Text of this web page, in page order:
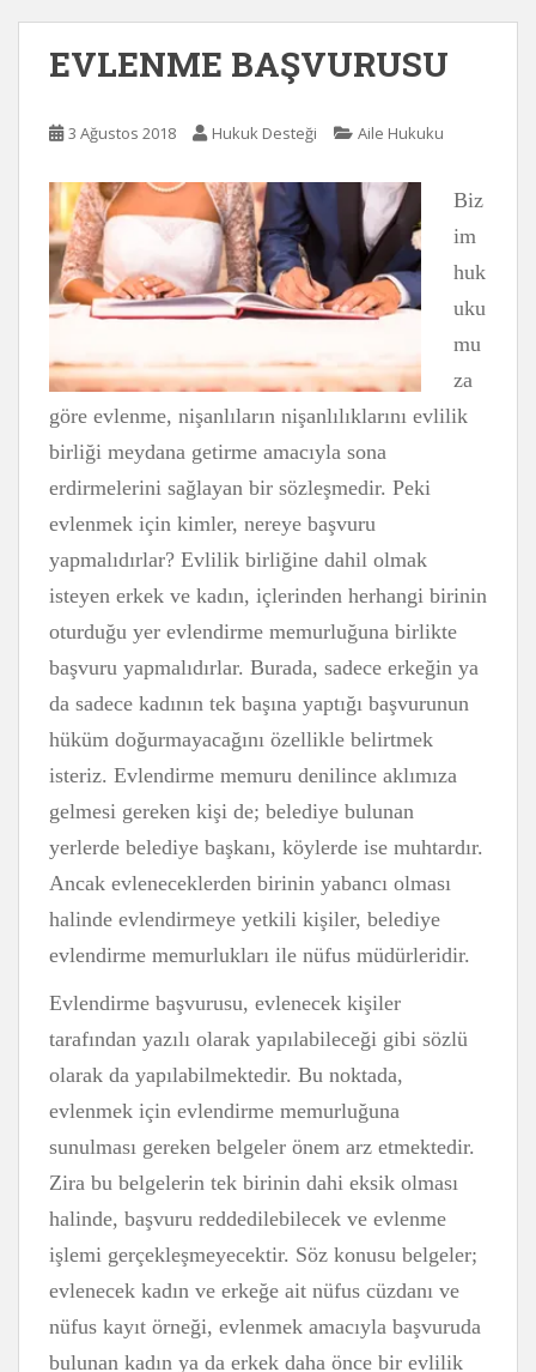
EVLENME BAŞVURUSU
3 Ağustos 2018 Hukuk Desteği Aile Hukuku
Biz
im
huk
uku
mu
za
göre evlenme, nişanlıların nişanlılıklarını evlilik
birliği meydana getirme amacıyla sona
erdirmelerini sağlayan bir sözleşmedir. Peki
evlenmek için kimler, nereye başvuru
yapmalıdırlar? Evlilik birliğine dahil olmak
isteyen erkek ve kadın, içlerinden herhangi birinin
oturduğu yer evlendirme memurluğuna birlikte
başvuru yapmalıdırlar. Burada, sadece erkeğin ya
da sadece kadının tek başına yaptığı başvurunun
hüküm doğurmayacağını özellikle belirtmek
isteriz. Evlendirme memuru denilince aklımıza
gelmesi gereken kişi de; belediye bulunan
yerlerde belediye başkanı, köylerde ise muhtardır.
Ancak evleneceklerden birinin yabancı olması
halinde evlendirmeye yetkili kişiler, belediye
evlendirme memurlukları ile nüfus müdürleridir.
Evlendirme başvurusu, evlenecek kişiler
tarafından yazılı olarak yapılabileceği gibi sözlü
olarak da yapılabilmektedir. Bu noktada,
evlenmek için evlendirme memurluğuna
sunulması gereken belgeler önem arz etmektedir.
Zira bu belgelerin tek birinin dahi eksik olması
halinde, başvuru reddedilebilecek ve evlenme
işlemi gerçekleşmeyecektir. Söz konusu belgeler;
evlenecek kadın ve erkeğe ait nüfus cüzdanı ve
nüfus kayıt örneği, evlenmek amacıyla başvuruda
bulunan kadın ya da erkek daha önce bir evlilik